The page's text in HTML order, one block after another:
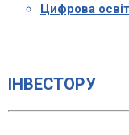
Цифрова
ІНВЕСТОРУ